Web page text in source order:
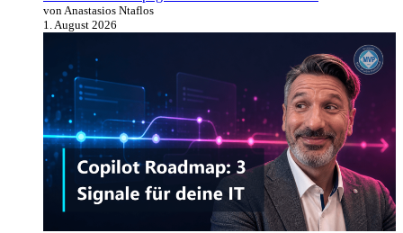
von Anastasios Ntaflos
1. August 2026